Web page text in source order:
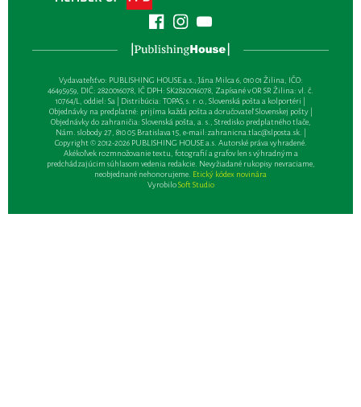
Vydavateľsťvo: PUBLISHING HOUSE a.s., Jána Milca 6, 010 01 Žilina, IČO:
46495959, DIČ: 2820016078, IČ DPH: SK2820016078, Zapísané v OR SR Žilina: vl. č.
10764/L, oddiel: Sa | Distribúcia: TOPAS, s. r. o., Slovenská pošta a kolportéri |
Objednávky na predplatné: prijíma každá pošta a doručovateľ Slovenskej pošty |
Objednávky do zahraničia: Slovenská pošta, a. s., Stredisko predplatného tlače,
Nám. slobody 27, 810 05 Bratislava 15, e-mail:zahranicna.tlac@slposta.sk. |
Copyright © 2012-2026 PUBLISHING HOUSE a.s. Autorské práva vyhradené.
Akékoľvek rozmnožovanie textu, fotografií a grafov len s výhradným a
predchádzajúcim súhlasom vedenia redakcie. Nevyžiadané rukopisy nevraciame,
neobjednané nehonorujeme. Etický kódex novinára
VyrobiloSoft Studio